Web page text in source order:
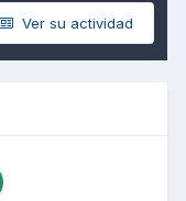
Ver su actividad